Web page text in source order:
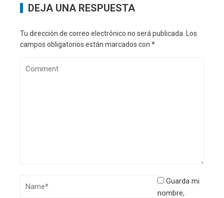
DEJA UNA RESPUESTA
Tu dirección de correo electrónico no será publicada. Los
campos obligatorios están marcados con *
Guarda mi
nombre,